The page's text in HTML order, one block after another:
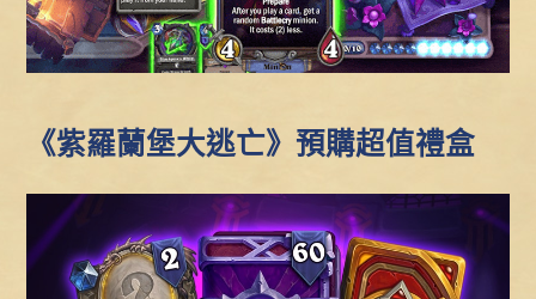
《紫羅蘭堡大逃亡》預購超值禮盒